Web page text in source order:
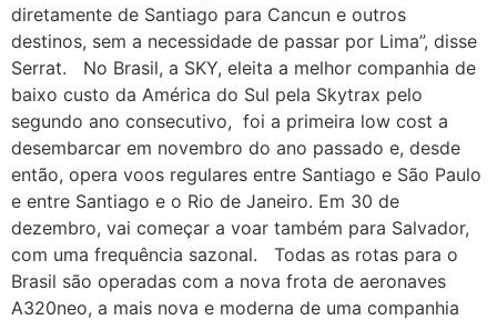
diretamente de Santiago para Cancun e outros
destinos, sem a necessidade de passar por Lima”, disse
Serrat. No Brasil, a SKY, eleita a melhor companhia de
baixo custo da América do Sul pela Skytrax pelo
segundo ano consecutivo, foi a primeira low cost a
desembarcar em novembro do ano passado e, desde
então, opera voos regulares entre Santiago e São Paulo
e entre Santiago e o Rio de Janeiro. Em 30 de
dezembro, vai começar a voar também para Salvador,
com uma frequência sazonal. Todas as rotas para o
Brasil são operadas com a nova frota de aeronaves
A320neo, a mais nova e moderna de uma companhia